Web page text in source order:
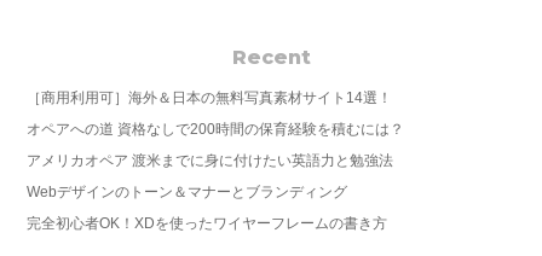
Recent
［商用利用可］海外＆日本の無料写真素材サイト14選！
オペアへの道 資格なしで200時間の保育経験を積むには？
アメリカオペア 渡米までに身に付けたい英語力と勉強法
Webデザインのトーン＆マナーとブランディング
完全初心者OK！XDを使ったワイヤーフレームの書き方